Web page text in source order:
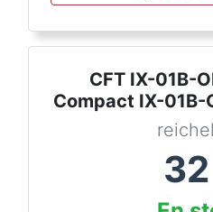
CFT IX-01B-
Compact IX-01B-
32